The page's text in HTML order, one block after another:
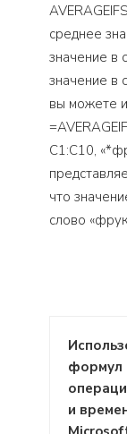
среднее
значение в
значение в
вы можете
C1:C10,
что
слово
по
формул
и